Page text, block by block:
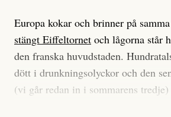
Europa kokar och brinner på
stängt Eiffeltornet och lågorna står
den franska huvudstaden.
dött i drunkningsolyckor och den
(vi går redan in i sommarens